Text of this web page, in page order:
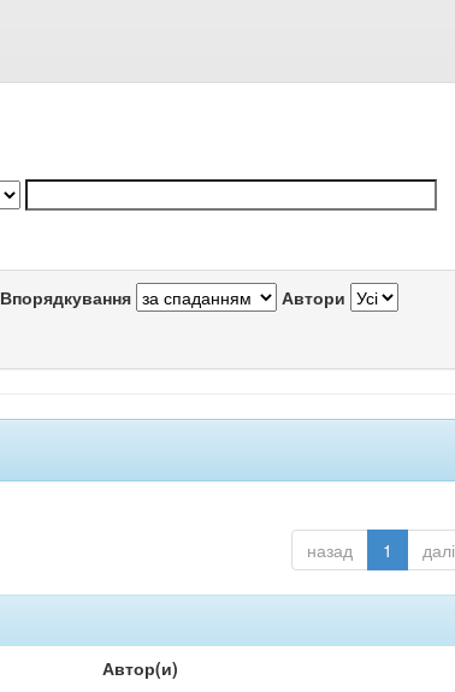
Впорядкування Автори
назад 1 далі
Автор(и)